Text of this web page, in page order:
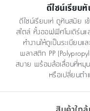
ดีไซน์เรียบ
ดีไซน์เรียบเท่ ดูทันสมัย
สไตล์ ทั้งออฟฟิศโมเดิร์
ทำงานให้ดูเป็นระเบีย
พลาสติก PP
สบาย พร้อมล้อเลื่อนที่หมุ
หรือเปลี่ยนตำ